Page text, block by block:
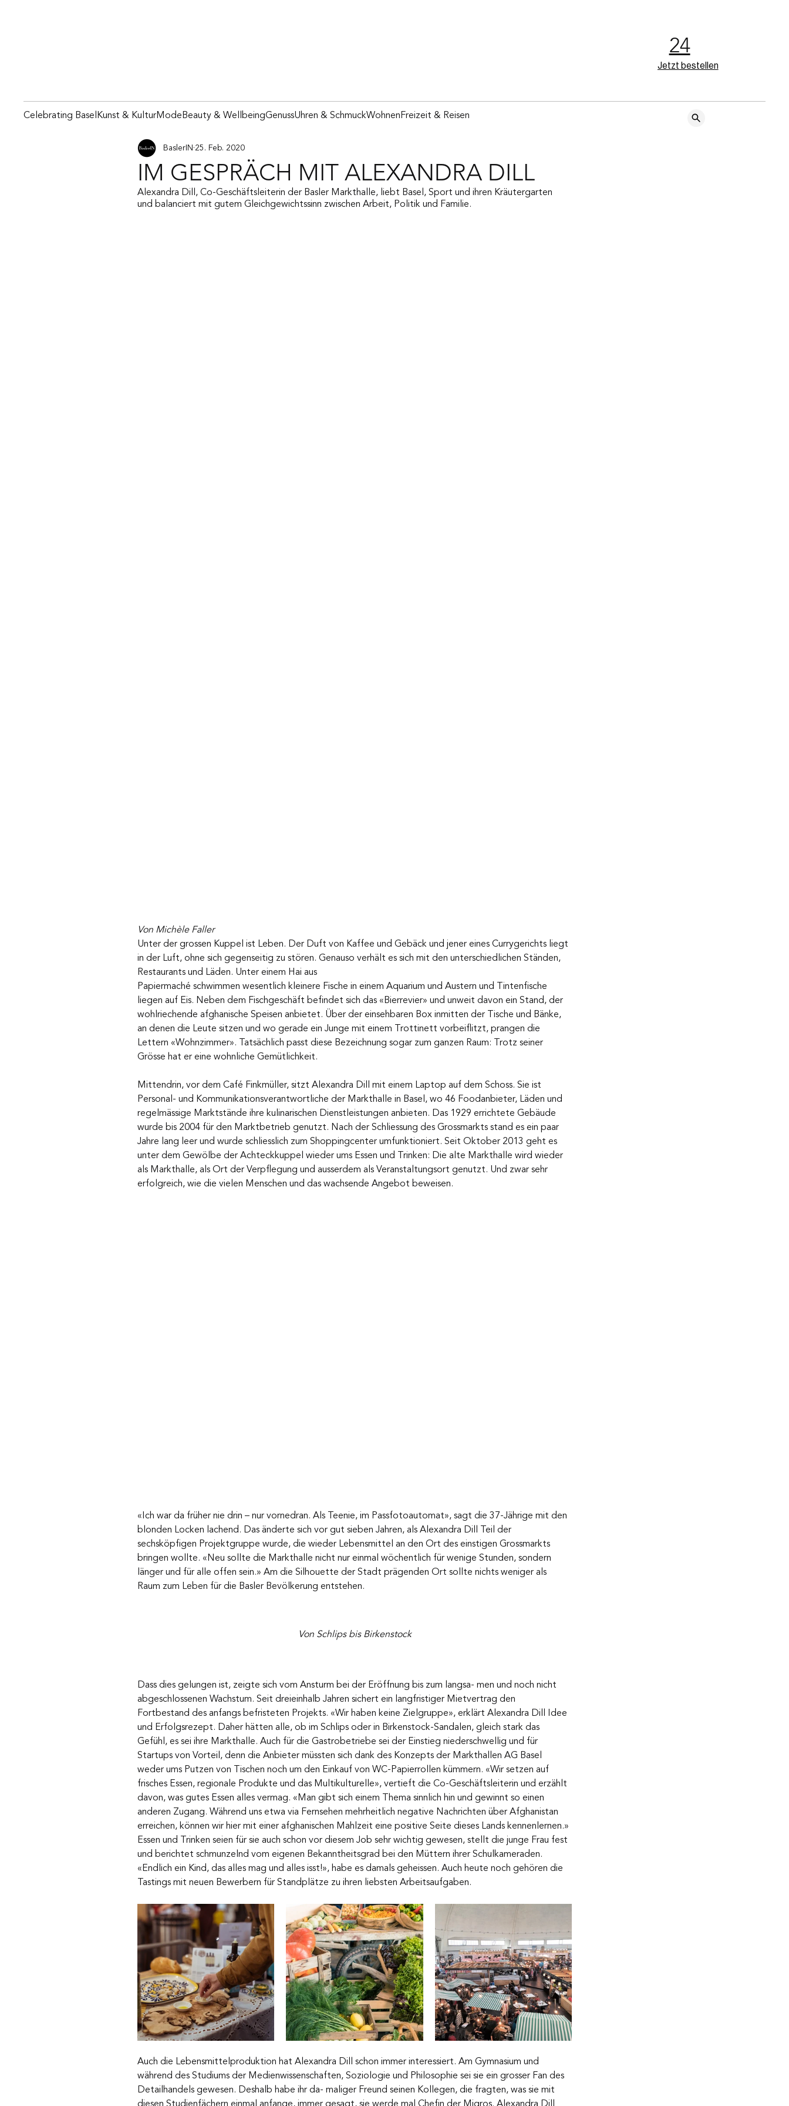
Celebrating BaselKunst & KulturModeBeauty & WellbeingGenussUhren & SchmuckWohnenFreizeit & Reisen
24
Jetzt bestellen
IM GESPRÄCH MIT ALEXANDRA DILL
BaslerIN 25. Feb. 2020
Alexandra Dill, Co-Geschäftsleiterin der Basler Markthalle, liebt Basel, Sport und ihren Kräutergarten
und balanciert mit gutem Gleichgewichtssinn zwischen Arbeit, Politik und Familie.
Von Michèle Faller
Unter der grossen Kuppel ist Leben. Der Duft von Kaffee und Gebäck und jener eines Currygerichts liegt
in der Luft, ohne sich gegenseitig zu stören. Genauso verhält es sich mit den unterschiedlichen Ständen,
Restaurants und Läden. Unter einem Hai aus
Papiermaché schwimmen wesentlich kleinere Fische in einem Aquarium und Austern und Tintenfische
liegen auf Eis. Neben dem Fischgeschäft befindet sich das «Bierrevier» und unweit davon ein Stand, der
wohlriechende afghanische Speisen anbietet. Über der einsehbaren Box inmitten der Tische und Bänke,
an denen die Leute sitzen und wo gerade ein Junge mit einem Trottinett vorbeiflitzt, prangen die
Lettern «Wohnzimmer». Tatsächlich passt diese Bezeichnung sogar zum ganzen Raum: Trotz seiner
Grösse hat er eine wohnliche Gemütlichkeit.
Mittendrin, vor dem Café Finkmüller, sitzt Alexandra Dill mit einem Laptop auf dem Schoss. Sie ist
Personal- und Kommunikationsverantwortliche der Markthalle in Basel, wo 46 Foodanbieter, Läden und
regelmässige Marktstände ihre kulinarischen Dienstleistungen anbieten. Das 1929 errichtete Gebäude
wurde bis 2004 für den Marktbetrieb genutzt. Nach der Schliessung des Grossmarkts stand es ein paar
Jahre lang leer und wurde schliesslich zum Shoppingcenter umfunktioniert. Seit Oktober 2013 geht es
unter dem Gewölbe der Achteckkuppel wieder ums Essen und Trinken: Die alte Markthalle wird wieder
als Markthalle, als Ort der Verpflegung und ausserdem als Veranstaltungsort genutzt. Und zwar sehr
erfolgreich, wie die vielen Menschen und das wachsende Angebot beweisen.
«Ich war da früher nie drin – nur vornedran. Als Teenie, im Passfotoautomat», sagt die 37-Jährige mit den
blonden Locken lachend. Das änderte sich vor gut sieben Jahren, als Alexandra Dill Teil der
sechsköpfigen Projektgruppe wurde, die wieder Lebensmittel an den Ort des einstigen Grossmarkts
bringen wollte. «Neu sollte die Markthalle nicht nur einmal wöchentlich für wenige Stunden, sondern
länger und für alle offen sein.» Am die Silhouette der Stadt prägenden Ort sollte nichts weniger als
Raum zum Leben für die Basler Bevölkerung entstehen.
Von Schlips bis Birkenstock
Dass dies gelungen ist, zeigte sich vom Ansturm bei der Eröffnung bis zum langsa- men und noch nicht
abgeschlossenen Wachstum. Seit dreieinhalb Jahren sichert ein langfristiger Mietvertrag den
Fortbestand des anfangs befristeten Projekts. «Wir haben keine Zielgruppe», erklärt Alexandra Dill Idee
und Erfolgsrezept. Daher hätten alle, ob im Schlips oder in Birkenstock-Sandalen, gleich stark das
Gefühl, es sei ihre Markthalle. Auch für die Gastrobetriebe sei der Einstieg niederschwellig und für
Startups von Vorteil, denn die Anbieter müssten sich dank des Konzepts der Markthallen AG Basel
weder ums Putzen von Tischen noch um den Einkauf von WC-Papierrollen kümmern. «Wir setzen auf
frisches Essen, regionale Produkte und das Multikulturelle», vertieft die Co-Geschäftsleiterin und erzählt
davon, was gutes Essen alles vermag. «Man gibt sich einem Thema sinnlich hin und gewinnt so einen
anderen Zugang. Während uns etwa via Fernsehen mehrheitlich negative Nachrichten über Afghanistan
erreichen, können wir hier mit einer afghanischen Mahlzeit eine positive Seite dieses Lands kennenlernen.»
Essen und Trinken seien für sie auch schon vor diesem Job sehr wichtig gewesen, stellt die junge Frau fest
und berichtet schmunzelnd vom eigenen Bekanntheitsgrad bei den Müttern ihrer Schulkameraden.
«Endlich ein Kind, das alles mag und alles isst!», habe es damals geheissen. Auch heute noch gehören die
Tastings mit neuen Bewerbern für Standplätze zu ihren liebsten Arbeitsaufgaben.
Auch die Lebensmittelproduktion hat Alexandra Dill schon immer interessiert. Am Gymnasium und
während des Studiums der Medienwissenschaften, Soziologie und Philosophie sei sie ein grosser Fan des
Detailhandels gewesen. Deshalb habe ihr da- maliger Freund seinen Kollegen, die fragten, was sie mit